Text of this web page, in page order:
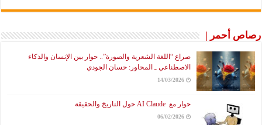
رصاص أحمر |
صراع “اللغة الشعرية والصورة”.. حوار بين الإنسان والذكاء
الاصطناعي ـ المحاور: حسان الجودي
14/03/2026
حوار مع AI Claude حول التاريخ والحقيقة
06/02/2026